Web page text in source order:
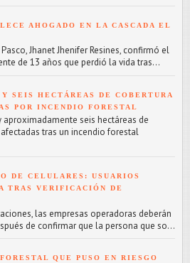
AHOGADO EN LA CASCADA EL
Jhanet Jhenifer Resines, confirmó el
de 13 años que perdió la vida tras...
SEIS HECTÁREAS DE COBERTURA
POR INCENDIO FORESTAL
seis hectáreas de
tras un incendio forestal
DE CELULARES: USUARIOS
TRAS VERIFICACIÓN DE
las empresas operadoras deberán
de confirmar que la persona que so...
QUE PUSO EN RIESGO